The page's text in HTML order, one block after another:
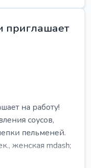
приглашает
на работу!
соусов,
пельменей.
женская mdash;